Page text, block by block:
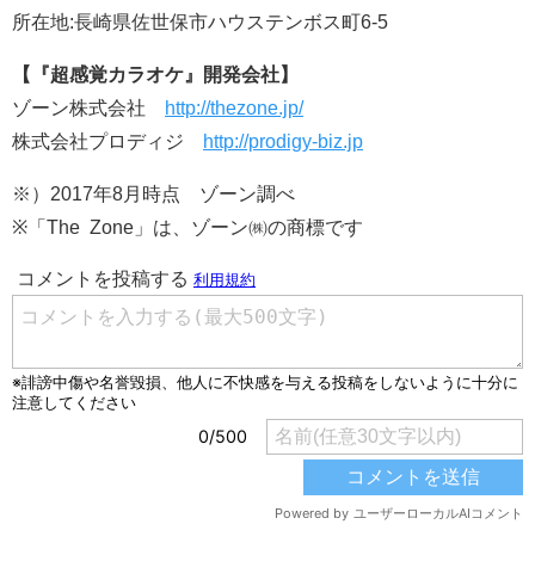
所在地:長崎県佐世保市ハウステンボス町6-5
【『超感覚カラオケ』開発会社】
ゾーン株式会社
http://thezone.jp/
株式会社プロディジ
http://prodigy-biz.jp
※）2017年8月時点 ゾーン調べ
※「The Zone」は、ゾーン㈱の商標です